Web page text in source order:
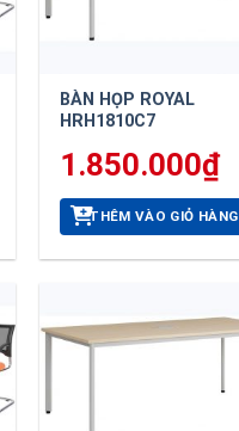
BÀN HỌP ROYAL
HRH1810C7
1.850.000₫
THÊM VÀO GIỎ HÀNG